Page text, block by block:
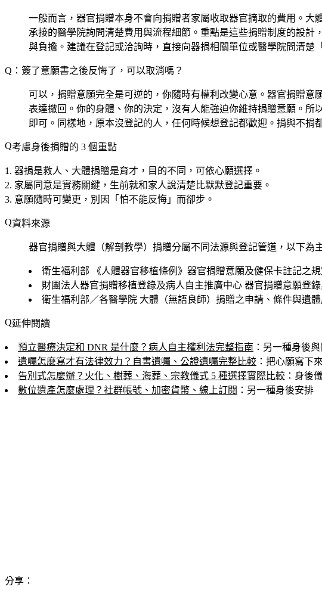
一般而言，器官捐贈本身不會向捐贈者家屬收取器官摘取的費用。
承接的醫學院詢問清楚費用與流程細節。重點是這些捐贈制度的設
與負擔。建議在登記或洽詢時，直接向器捐相關單位或醫學院問清楚
Q：簽了意願書之後反悔了，可以取消嗎？
可以，捐贈意願完全是可逆的，你隨時有權利改變心意。器官捐贈
表達撤回。你的身體、你的決定，沒有人能強迫你維持捐贈意願。
即可。同樣地，原本沒登記的人，任何時候想登記都歡迎。捐與不捐
考慮身後捐贈的 3 個重點
器捐是救人、大體捐贈是育才 ，目的不同，可依心願選擇。
家屬同意是實務關鍵 ，生前就和家人說清楚比默默登記重要。
意願隨時可變更 ，別因「怕不能反悔」而卻步。
資料來源
器官捐贈與大體（解剖教學）捐贈分屬不同法源與登記管道，以下為
衛生福利部 《人體器官移植條例》器官捐贈意願及健保卡註記之
財團法人器官捐贈移植登錄及病人自主推廣中心 器官捐贈意願登
衛生福利部／各醫學院 大體（無語良師）捐贈之申請、條件與遺
延伸閱讀
預立醫療決定和 DNR 是什麼？病人自主權利法完整指南 ：另一種身後
遺囑怎麼寫才有法律效力？自書遺囑、公證遺囑完整比較 ：把心願寫下來
告別式怎麼辦？火化、樹葬、海葬、宗教儀式 5 種選擇實際比較 ：身後
數位遺產怎麼處理？社群帳號、加密貨幣、線上訂閱 ：另一種身後安排
分享：